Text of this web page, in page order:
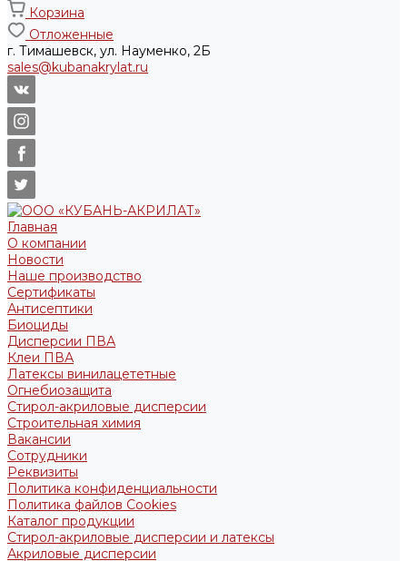
Корзина
Отложенные
г. Тимашевск, ул. Науменко, 2Б
sales@kubanakrylat.ru
Главная
О компании
Новости
Наше производство
Сертификаты
Антисептики
Биоциды
Дисперсии ПВА
Клеи ПВА
Латексы винилацететные
Огнебиозащита
Стирол-акриловые дисперсии
Строительная химия
Вакансии
Сотрудники
Реквизиты
Политика конфиденциальности
Политика файлов Cookies
Каталог продукции
Стирол-акриловые дисперсии и латексы
Акриловые дисперсии